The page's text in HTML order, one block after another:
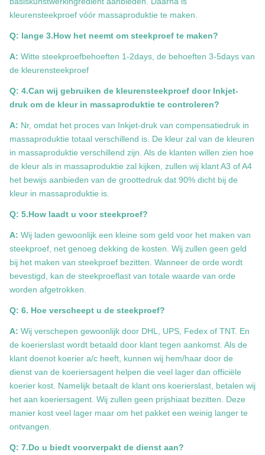
kleurensteekproef vóór massaproduktie te maken.
Q: lange 3.How het neemt om steekproef te maken?
A: Witte steekproefbehoeften 1-2days, de behoeften 3-5days van
de kleurensteekproef
Q: 4.Can wij gebruiken de kleurensteekproef door Inkjet-
druk om de kleur in massaproduktie te controleren?
A: Nr, omdat het proces van Inkjet-druk van compensatiedruk in
massaproduktie totaal verschillend is. De kleur zal van de kleuren
in massaproduktie verschillend zijn. Als de klanten willen zien hoe
de kleur als in massaproduktie zal kijken, zullen wij klant A3 of A4
het bewijs aanbieden van de groottedruk dat 90% dicht bij de
kleur in massaproduktie is.
Q: 5.How laadt u voor steekproef?
A: Wij laden gewoonlijk een kleine som geld voor het maken van
steekproef, net genoeg dekking de kosten. Wij zullen geen geld
bij het maken van steekproef bezitten. Wanneer de orde wordt
bevestigd, kan de steekproeflast van totale waarde van orde
worden afgetrokken.
Q: 6. Hoe verscheept u de steekproef?
A: Wij verschepen gewoonlijk door DHL, UPS, Fedex of TNT. En
de koerierslast wordt betaald door klant tegen aankomst. Als de
klant doenot koerier a/c heeft, kunnen wij hem/haar door de
dienst van de koeriersagent helpen die veel lager dan officiële
koerier kost. Namelijk betaalt de klant ons koerierslast, betalen wij
het aan koeriersagent. Wij zullen geen prijshiaat bezitten. Deze
manier kost veel lager maar om het pakket een weinig langer te
ontvangen.
Q: 7.Do u biedt voorverpakt de dienst aan?